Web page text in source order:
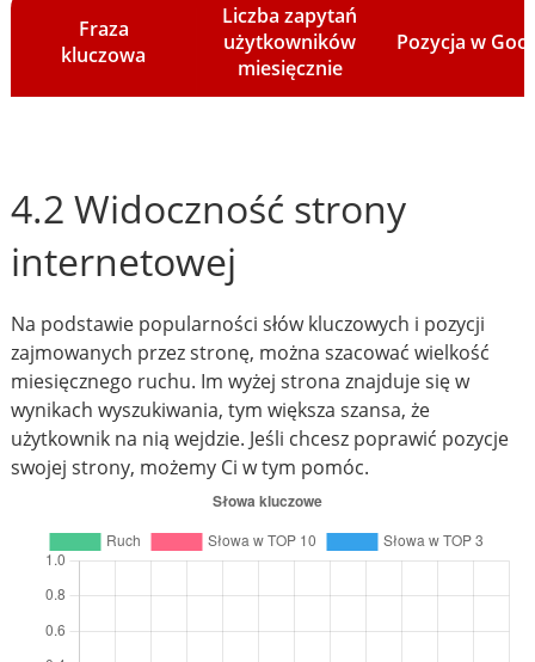
Fraza
kluczowa
Liczba zapytań
użytkowników
miesięcznie
Pozycja w
4.2 Widoczność strony
internetowej
Na podstawie popularności słów kluczowych i pozycji
zajmowanych przez stronę, można szacować wielkość
miesięcznego ruchu. Im wyżej strona znajduje się w
wynikach wyszukiwania, tym większa szansa, że
użytkownik na nią wejdzie. Jeśli chcesz poprawić pozycje
swojej strony, możemy Ci w tym pomóc.